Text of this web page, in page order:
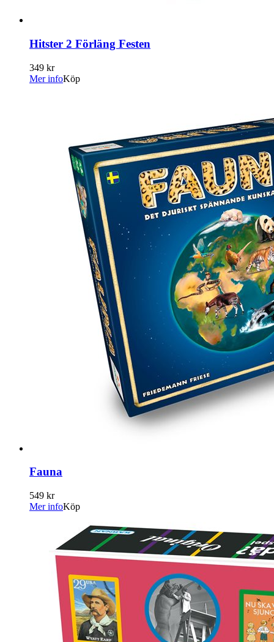
Hitster 2 Förläng Festen
349 kr
Mer infoKöp
Fauna
549 kr
Mer infoKöp